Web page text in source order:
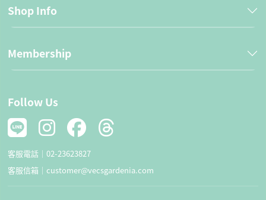
Shop Info
Membership
Follow Us
客服電話｜ 02-23623827
客服信箱｜ customer@vecsgardenia.com